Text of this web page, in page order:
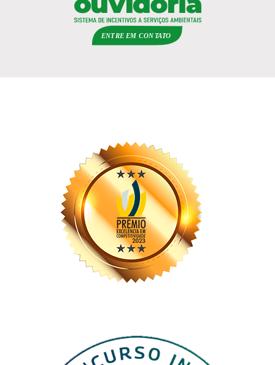
ENTRE EM CONTATO